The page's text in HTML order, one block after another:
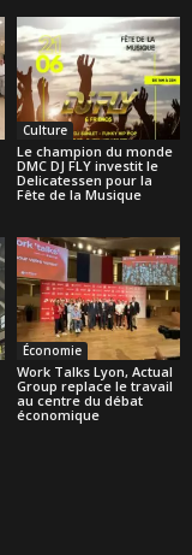
Culture
Le champion du monde
DMC DJ FLY investit le
Delicatessen pour la
Fête de la Musique
Économie
Work Talks Lyon, Actual
Group replace le travail
au centre du débat
économique